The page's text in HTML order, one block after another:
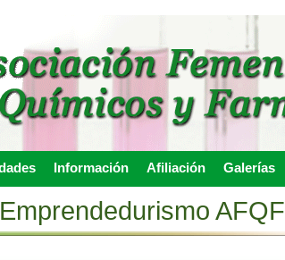
Información Afiliación Galerías
AFQF